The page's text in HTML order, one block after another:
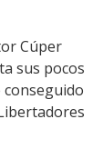
Cúper
sus pocos